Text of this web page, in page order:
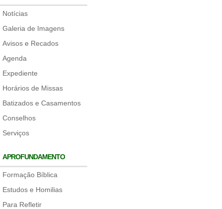
Notícias
Galeria de Imagens
Avisos e Recados
Agenda
Expediente
Horários de Missas
Batizados e Casamentos
Conselhos
Serviços
APROFUNDAMENTO
Formação Bíblica
Estudos e Homilias
Para Refletir